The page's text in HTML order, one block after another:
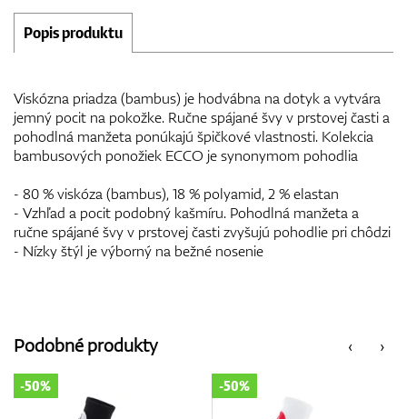
Popis produktu
Viskózna priadza (bambus) je hodvábna na dotyk a vytvára
jemný pocit na pokožke. Ručne spájané švy v prstovej časti a
pohodlná manžeta ponúkajú špičkové vlastnosti. Kolekcia
bambusových ponožiek ECCO je synonymom pohodlia
- 80 % viskóza (bambus), 18 % polyamid, 2 % elastan
- Vzhľad a pocit podobný kašmíru. Pohodlná manžeta a
ručne spájané švy v prstovej časti zvyšujú pohodlie pri chôdzi
- Nízky štýl je výborný na bežné nosenie
‹
Podobné produkty ›